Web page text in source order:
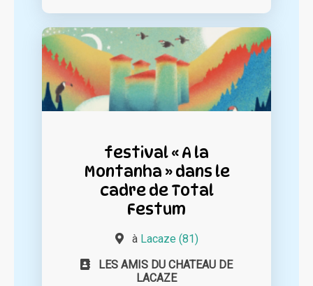
festival « A la
Montanha » dans le
cadre de Total
Festum
à Lacaze (81)
LES AMIS DU CHATEAU DE
LACAZE